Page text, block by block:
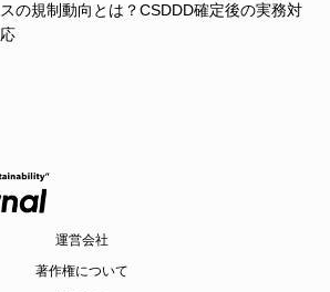
スの規制動向とは？CSDDD確定後の実務対
応
運営会社
著作権について